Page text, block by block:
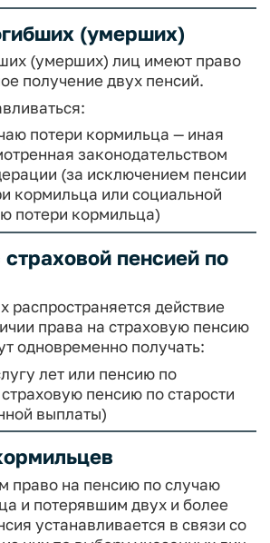
(умерших)
(умерших) лиц имеют право
получение двух пенсий.
потери кормильца — иная
законодательством
(за исключением пенсии
кормильца или социальной
потери кормильца)
пенсией по
распространяется действие
права на страховую пенсию
одновременно получать:
лет или пенсию по
пенсию по старости
выплаты)
на пенсию по случаю
и потерявшим двух и более
устанавливается в связи со